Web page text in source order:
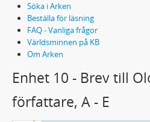
Söka i Arken
Beställa för läsning
FAQ - Vanliga frågor
Världsminnen på KB
Om Arken
Enhet 10 - Brev till
författare, A - E
2 - Brev till Olof Widgren: från
3 - Brev till Olof Widgren: från
4 - Brev till Olof Widgren:
5 - Brev till Olof Widgren:
6 - Brev till Olof Widgren:
7 - Brev till Olof Widgren:
8 - Brev till Olof Widgren: